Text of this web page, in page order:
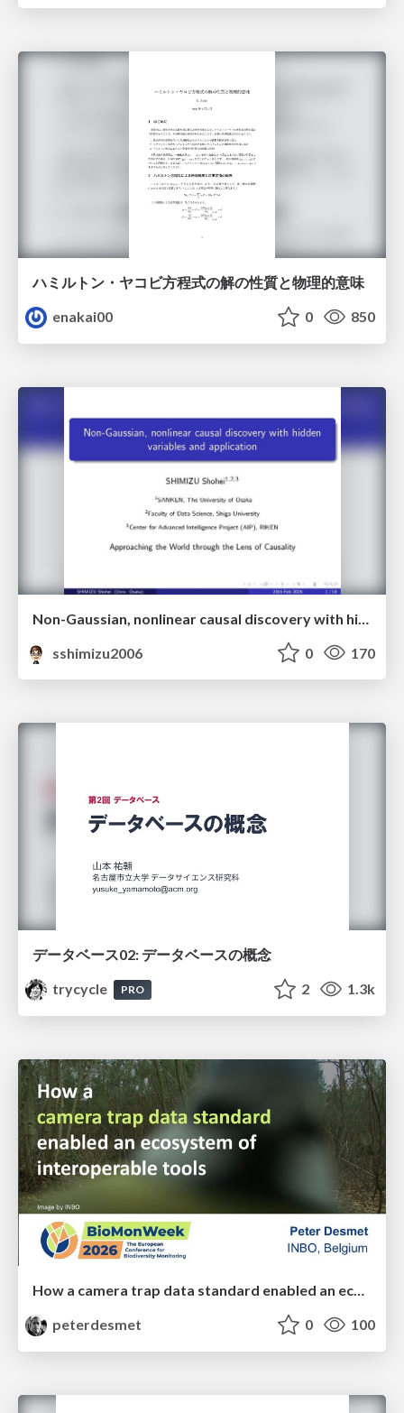
ハミルトン・ヤコビ方程式の解の性質と物理的意味
enakai00
0 850
sshimizu2006
0 170
データベース02: データベースの概念
trycycle
PRO 2 1.3k
How a camera trap data standard enabled an ecosystem of interoperable tools
peterdesmet
0 100